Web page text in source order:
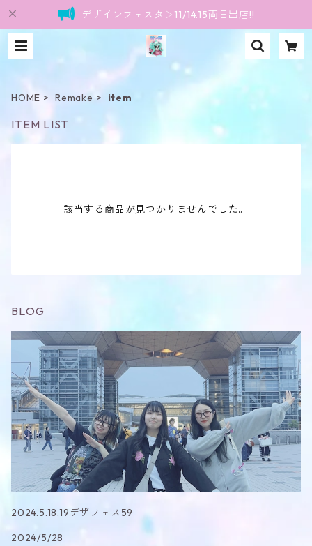
デザインフェスタ▷11/14.15両日出店!!
HOME Remake item
ITEM LIST
該当する商品が見つかりませんでした。
BLOG
2024.5.18.19デザフェス59
2024/5/28